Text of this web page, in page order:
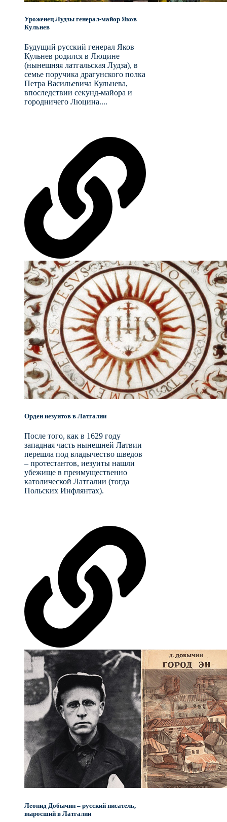
Уроженец Лудзы генерал-майор Яков
Кульнев
Будущий русский генерал Яков
Кульнев родился в Люцине
(нынешняя латгальская Лудза), в
семье поручика драгунского полка
Петра Васильевича Кульнева,
впоследствии секунд-майора и
городничего Люцина....
Орден иезуитов в Латгалии
После того, как в 1629 году
западная часть нынешней Латвии
перешла под владычество шведов
– протестантов, иезуиты нашли
убежище в преимущественно
католической Латгалии (тогда
Польских Инфлянтах).
Леонид Добычин – русский писатель,
выросший в Латгалии